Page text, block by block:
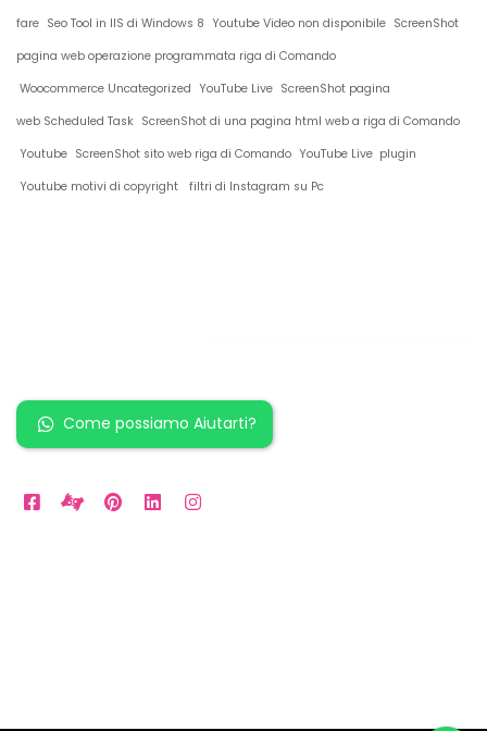
fare Seo Tool in IIS di Windows 8 Youtube Video non disponibile ScreenShot
pagina web operazione programmata riga di Comando
Woocommerce Uncategorized YouTube Live ScreenShot pagina
web Scheduled Task ScreenShot di una pagina html web a riga di Comando
Youtube ScreenShot sito web riga di Comando YouTube Live plugin
Youtube motivi di copyright
filtri di Instagram su Pc
Come possiamo Aiutarti?